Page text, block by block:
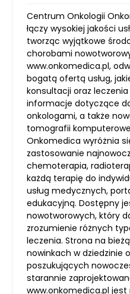
Centrum Onkologii
łączy wysokiej jakości
tworząc wyjątkowe
chorobami
www.onkomedica.pl,
bogatą ofertą usług,
konsultacji oraz
informacje dotyczące
onkologami, a także
tomografii
Onkomedica wyróżnia
zastosowanie
chemoterapia,
każdą terapię do
usług medycznych,
edukacyjną. Dostępny
nowotworowych, który
zrozumienie różnych
leczenia. Strona na
nowinkach w dziedzinie
poszukujących
starannie
www.onkomedica.pl